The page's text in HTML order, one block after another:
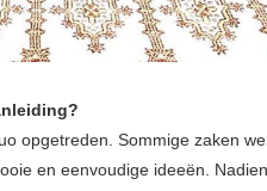
opgetreden. Sommige zaken
en eenvoudige ideeën.